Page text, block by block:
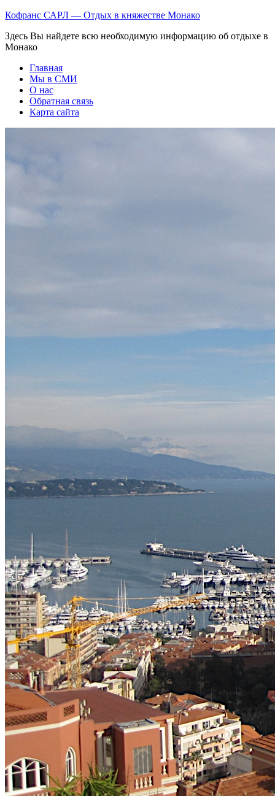
Кофранс САРЛ — Отдых в княжестве Монако
Здесь Вы найдете всю необходимую информацию об отдыхе в
Монако
Главная
Мы в СМИ
О нас
Обратная связь
Карта сайта